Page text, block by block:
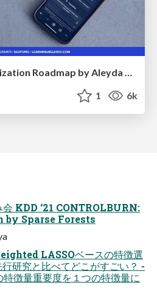
1 6k
KDD ‘21 CONTROLBURN:
by Sparse Forests
LASSOベースの特徴選
研究と比べてどこがすごい？ -
徴量重要度を１つの特徴量に